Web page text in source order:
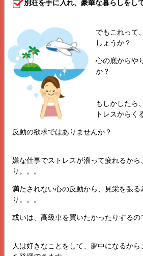
別荘を手に入れ、豪華な暮らしをし
でもこれって
しょうか？
心の底からや
か？
もしかしたら
トレスからく
反動の欲求ではありませんか？
嫌な仕事でストレスが溜って疲れるか
り。。。
満たされない心の反動から、見栄を張
り。。。
或いは、高級車を買いたかったりするの
人は好きなことをして、夢中になるか